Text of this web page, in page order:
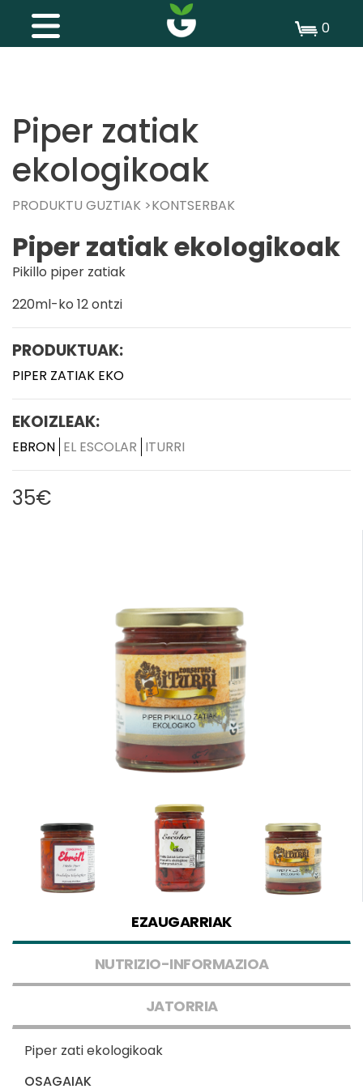
0
Piper zatiak
ekologikoak
PRODUKTU GUZTIAK KONTSERBAK
Piper zatiak ekologikoak
Pikillo piper zatiak
220ml-ko 12 ontzi
PRODUKTUAK:
PIPER ZATIAK EKO
EKOIZLEAK:
EBRON EL ESCOLAR ITURRI
35€
EZAUGARRIAK
NUTRIZIO-INFORMAZIOA
JATORRIA
Piper zati ekologikoak
OSAGAIAK